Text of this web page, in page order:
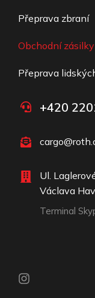
Přeprava zbraní
Obchodní zásilky
Přeprava
+420
Ul.
Václava
Terminal